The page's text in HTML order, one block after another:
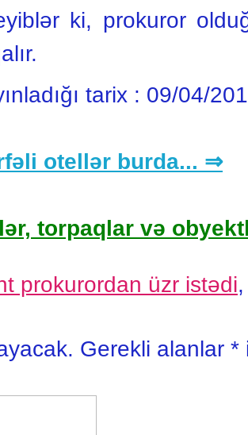
ki, prokuror
tarix : 09/04/
otellər burda... ⇒
torpaqlar və
prokurordan üzr istədi,
Gerekli alanlar *